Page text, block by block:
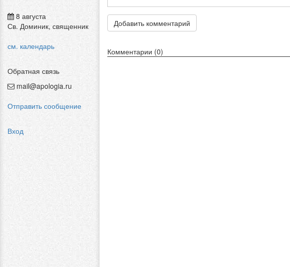
8 августа
Св. Доминик, священник
см. календарь
Обратная связь
mail@apologia.ru
Отправить сообщение
Вход
Добавить комментарий
Комментарии (0)